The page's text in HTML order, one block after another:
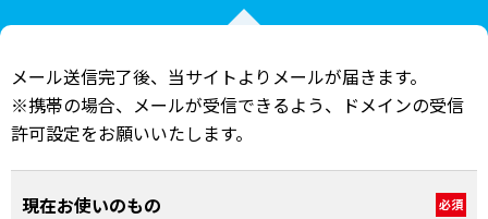
メール送信完了後、当サイトよりメールが届きます。
※携帯の場合、メールが受信できるよう、ドメインの受信
許可設定をお願いいたします。
現在お使いのもの 必須